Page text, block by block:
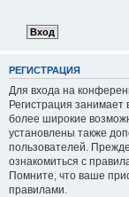
РЕГИСТРАЦИЯ
Для входа на
Регистрация занимает
более широкие
установлены также
пользователей.
ознакомиться с
Помните, что ваше
правилами.